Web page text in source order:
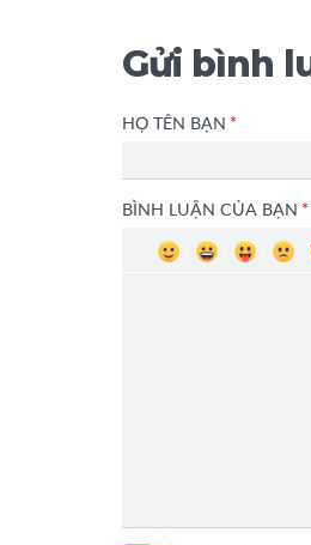
Gửi bình
HỌ TÊN BẠN *
BÌNH LUẬN CỦA BẠN *